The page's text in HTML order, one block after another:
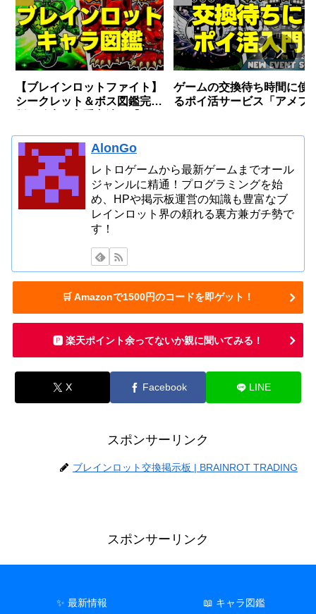
【ブレインロットファイト】
シークレット＆ボス図鑑完全
ゲームの交換待ち時間に使
るポイ活サービス「アメフ
AlonGo
レトロゲームから最新ゲームまでオール
ジャンルに精通！プログラミングを始
め、HPや掲示板運営の知識も豊富なブ
レインロット界の頼れる裏方兼ガチ勢で
す！
🛒 Amazonで1500円のコードを即ゲット！
🅿️ 楽天ポイント余ってないか親に聞いてみる！
X Facebook LINE
スポンサーリンク
ブレインロット交換掲示板 | BRAINROT TRADING
スポンサーリンク
✨ 最新情報 📖 キャラ図鑑